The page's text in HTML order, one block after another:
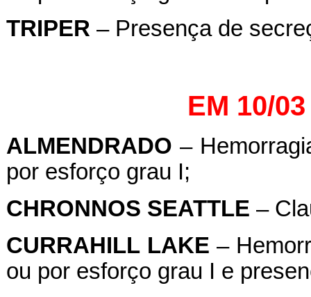
TRIPER – Presença de
EM 10/
ALMENDRADO –
por esforço grau I;
CHRONNOS SEATTLE –
CURRAHILL LAKE –
ou por esforço grau I e